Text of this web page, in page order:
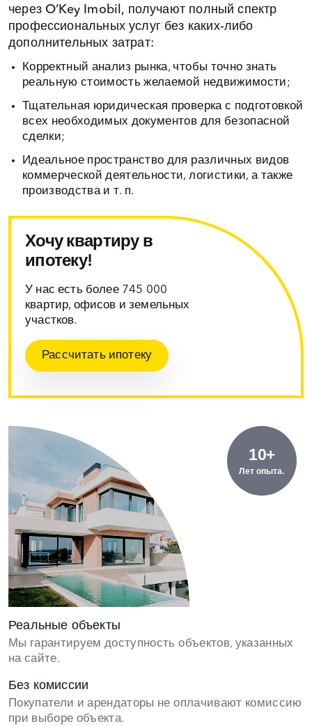
через O’Key Imobil, получают полный спектр
профессиональных услуг без каких‑либо
дополнительных затрат:
Корректный анализ рынка, чтобы точно знать
реальную стоимость желаемой недвижимости;
Тщательная юридическая проверка с подготовкой
всех необходимых документов для безопасной
сделки;
Идеальное пространство для различных видов
коммерческой деятельности, логистики, а также
производства и т. п.
Хочу квартиру в
ипотеку!
У нас есть более 745 000
квартир, офисов и земельных
участков.
Рассчитать ипотеку
10+
Лет опыта.
Реальные объекты
Мы гарантируем доступность объектов, указанных
на сайте.
Без комиссии
Покупатели и арендаторы не оплачивают комиссию
при выборе объекта.